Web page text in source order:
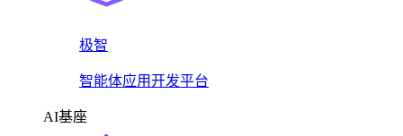
极智
智能体应用开发平台
AI基座